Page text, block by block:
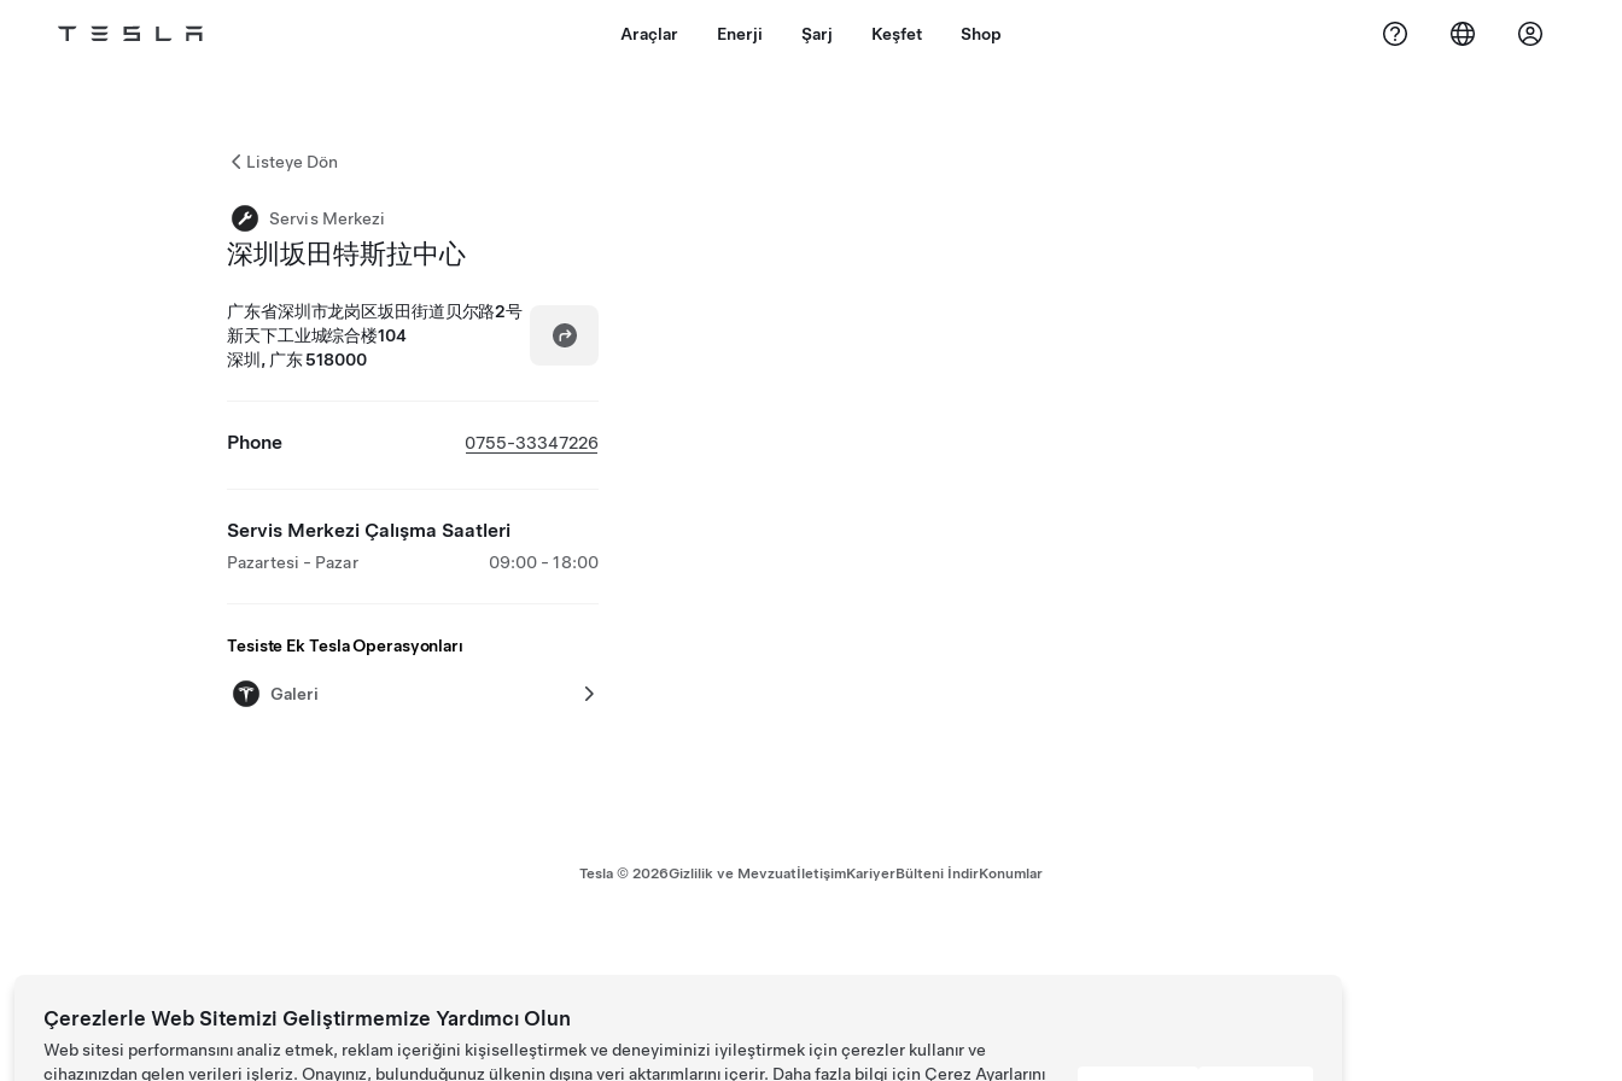
Tesla Araçlar Enerji Şarj Keşfet Shop
Listeye Dön
Servis Merkezi
深圳坂田特斯拉中心
广东省深圳市龙岗区坂田街道贝尔路2号
新天下工业城综合楼104
深圳, 广东 518000
Phone 0755-33347226
Servis Merkezi Çalışma Saatleri
Pazartesi - Pazar 09:00 - 18:00
Tesiste Ek Tesla Operasyonları
Galeri
Tesla © 2026Gizlilik ve MevzuatİletişimKariyerBülteni İndirKonumlar
Çerezlerle Web Sitemizi Geliştirmemize Yardımcı Olun
Web sitesi performansını analiz etmek, reklam içeriğini kişiselleştirmek ve deneyiminizi iyileştirmek için çerezler kullanır ve
cihazınızdan gelen verileri işleriz. Onayınız, bulunduğunuz ülkenin dışına veri aktarımlarını içerir. Daha fazla bilgi için Çerez Ayarlarını